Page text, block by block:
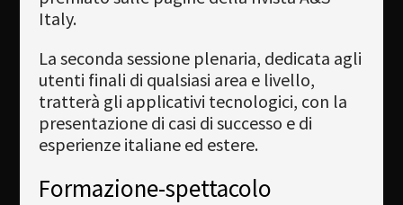
Italy.
La seconda sessione plenaria, dedicata agli
utenti finali di qualsiasi area e livello,
tratterà gli applicativi tecnologici, con la
presentazione di casi di successo e di
esperienze italiane ed estere.
Formazione-spettacolo